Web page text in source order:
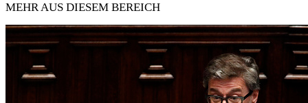
MEHR AUS DIESEM BEREICH